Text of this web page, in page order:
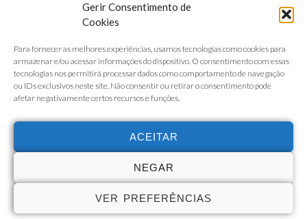
Gerir Consentimento de
Cookies
Para fornecer as melhores experiências, usamos tecnologias como cookies para
armazenar e/ou acessar informações do dispositivo. O consentimento com essas
tecnologias nos permitirá processar dados como comportamento de navegação
ou IDs exclusivos neste site. Não consentir ou retirar o consentimento pode
afetar negativamente certos recursos e funções.
ACEITAR
NEGAR
VER PREFERÊNCIAS
Silveira
Seg - Sex :
9h30 -
13h/14h30
9h30 -
915 527
Privacidade
Finalizar
Encomenda
Carrinho de
Custo da
rede móvel ou
fixa de acordo
com o seu
tarifário
MÉTODOS DE
PAGAMENTO